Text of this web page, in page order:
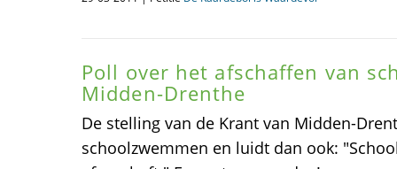
Poll over het afschaffen van
Midden-Drenthe
De stelling van de Krant van Midden-
schoolzwemmen en luidt dan ook: